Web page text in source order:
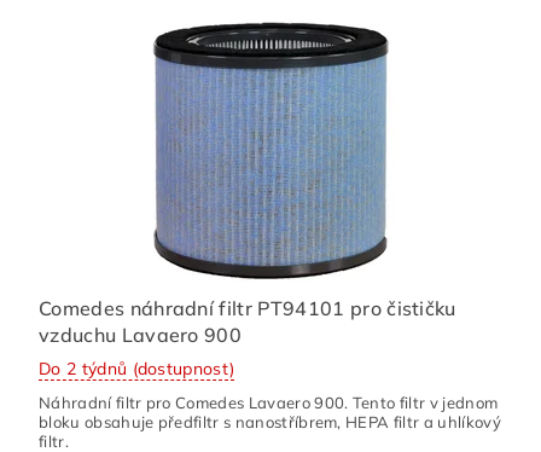
Comedes náhradní filtr PT94101 pro čističku
vzduchu Lavaero 900
Do 2 týdnů (dostupnost)
Náhradní filtr pro Comedes Lavaero 900. Tento filtr v jednom
bloku obsahuje předfiltr s nanostříbrem, HEPA filtr a uhlíkový
filtr.